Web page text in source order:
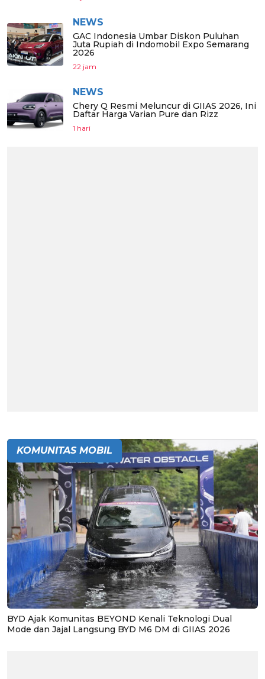
NEWS
GAC Indonesia Umbar Diskon Puluhan
Juta Rupiah di Indomobil Expo Semarang
2026
22 jam
NEWS
Chery Q Resmi Meluncur di GIIAS 2026, Ini
Daftar Harga Varian Pure dan Rizz
1 hari
KOMUNITAS MOBIL
BYD Ajak Komunitas BEYOND Kenali Teknologi Dual
Mode dan Jajal Langsung BYD M6 DM di GIIAS 2026